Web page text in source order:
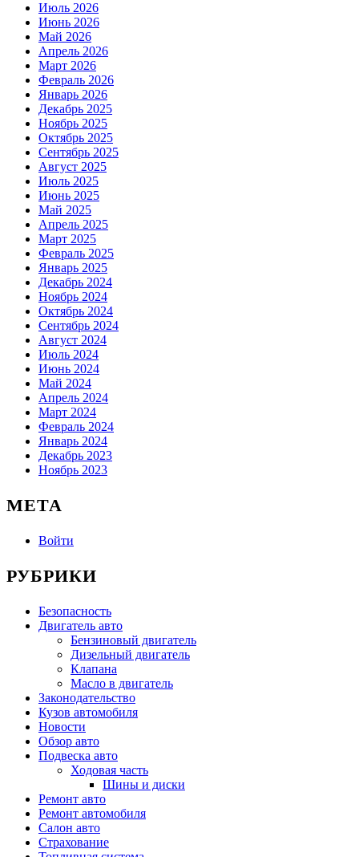
Июль 2026
Июнь 2026
Май 2026
Апрель 2026
Март 2026
Февраль 2026
Январь 2026
Декабрь 2025
Ноябрь 2025
Октябрь 2025
Сентябрь 2025
Август 2025
Июль 2025
Июнь 2025
Май 2025
Апрель 2025
Март 2025
Февраль 2025
Январь 2025
Декабрь 2024
Ноябрь 2024
Октябрь 2024
Сентябрь 2024
Август 2024
Июль 2024
Июнь 2024
Май 2024
Апрель 2024
Март 2024
Февраль 2024
Январь 2024
Декабрь 2023
Ноябрь 2023
МЕТА
Войти
РУБРИКИ
Безопасность
Двигатель авто
Бензиновый двигатель
Дизельный двигатель
Клапана
Масло в двигатель
Законодательство
Кузов автомобиля
Новости
Обзор авто
Подвеска авто
Ходовая часть
Шины и диски
Ремонт авто
Ремонт автомобиля
Салон авто
Страхование